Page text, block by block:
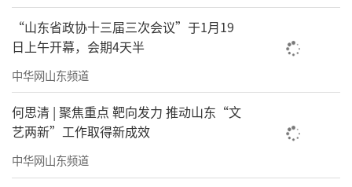
“山东省政协十三届三次会议”于1月19
日上午开幕，会期4天半
中华网山东频道
何思清 | 聚焦重点 靶向发力 推动山东“文
艺两新”工作取得新成效
中华网山东频道